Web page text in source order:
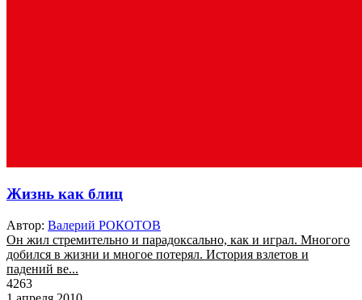
Жизнь как блиц
Автор: Валерий РОКОТОВ
Он жил стремительно и парадоксально, как и играл. Многого
добился в жизни и многое потерял. История взлетов и
падений ве...
4263